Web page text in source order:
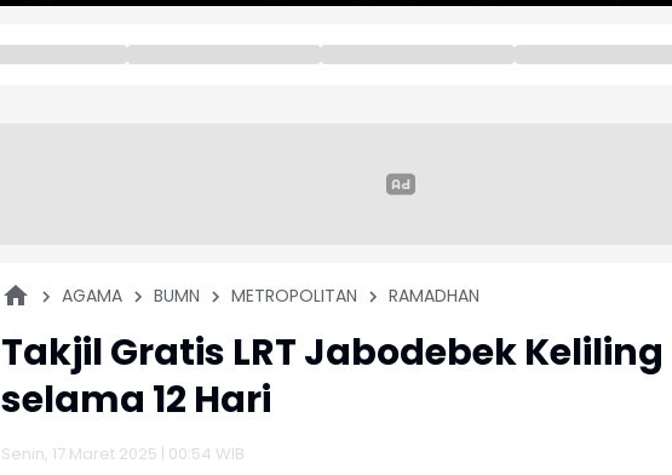
AGAMA BUMN METROPOLITAN RAMADHAN
Takjil Gratis LRT Jabodebek Keliling
selama 12 Hari
Senin, 17 Maret 2025 | 00:54 WIB